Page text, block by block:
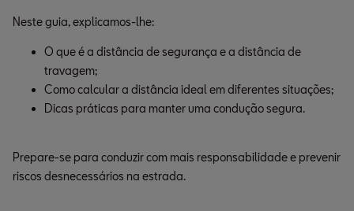
Neste guia, explicamos-lhe:
O que é a distância de segurança e a distância de
travagem;
Como calcular a distância ideal em diferentes situações;
Dicas práticas para manter uma condução segura.
Prepare-se para conduzir com mais responsabilidade e prevenir
riscos desnecessários na estrada.